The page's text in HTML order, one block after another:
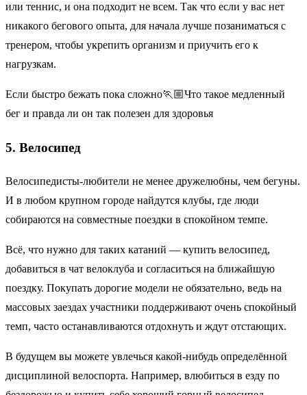
или теннис, и она подходит не всем. Так что если у вас нет
никакого бегового опыта, для начала лучше позаниматься с
тренером, чтобы укрепить организм и приучить его к
нагрузкам.
Если быстро бежать пока сложно🏃🏼Что такое медленный
бег и правда ли он так полезен для здоровья
5. Велосипед
Велосипедисты-любители не менее дружелюбны, чем бегуны.
И в любом крупном городе найдутся клубы, где люди
собираются на совместные поездки в спокойном темпе.
Всё, что нужно для таких катаний — купить велосипед,
добавиться в чат велоклуба и согласиться на ближайшую
поездку. Покупать дорогие модели не обязательно, ведь на
массовых заездах участники поддерживают очень спокойный
темп, часто останавливаются отдохнуть и ждут отстающих.
В будущем вы можете увлечься какой-нибудь определённой
дисциплиной велоспорта. Например, влюбиться в езду по